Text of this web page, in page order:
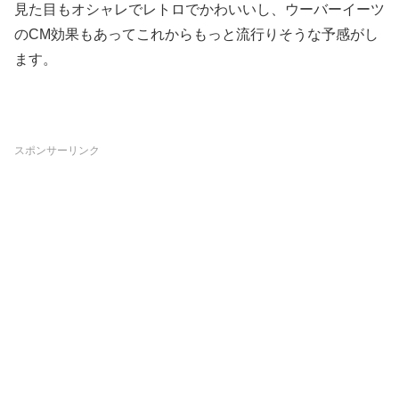
見た目もオシャレでレトロでかわいいし、ウーバーイーツ
のCM効果もあってこれからもっと流行りそうな予感がし
ます。
スポンサーリンク